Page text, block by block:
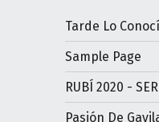
Tarde Lo
Sample Page
RUBÍ 2020 -
Pasión De